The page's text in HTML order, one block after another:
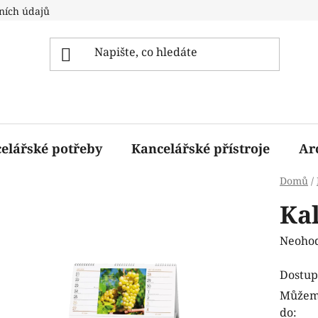
údajů
potřeby Kancelářské přístroje
Domů /
je
do: